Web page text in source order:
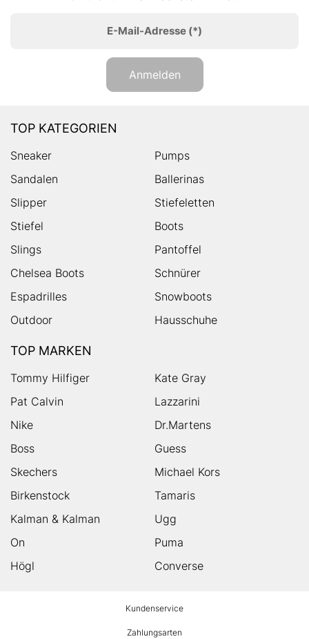
E-Mail-Adresse (*)
Anmelden
TOP KATEGORIEN
Sneaker
Pumps
Sandalen
Ballerinas
Slipper
Stiefeletten
Stiefel
Boots
Slings
Pantoffel
Chelsea Boots
Schnürer
Espadrilles
Snowboots
Outdoor
Hausschuhe
TOP MARKEN
Tommy Hilfiger
Kate Gray
Pat Calvin
Lazzarini
Nike
Dr.Martens
Boss
Guess
Skechers
Michael Kors
Birkenstock
Tamaris
Kalman & Kalman
Ugg
On
Puma
Högl
Converse
Kundenservice
Zahlungsarten